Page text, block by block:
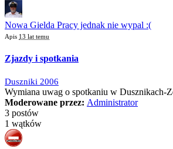
Nowa Gielda Pracy jednak nie wypal :(
Apis 13 lat temu
Zjazdy i spotkania
Duszniki 2006
Wymiana uwag o spotkaniu w Dusznikach-
Moderowane przez: Administrator
3 postów
1 wątków